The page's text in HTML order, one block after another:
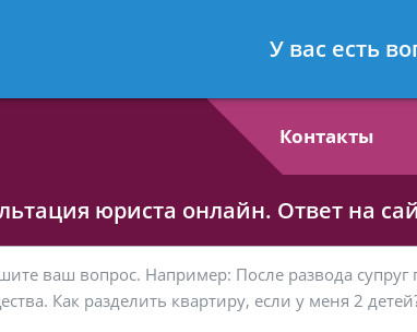
- Семейный юрист, специалист
Контакты
юриста онлайн. Ответ на
У вас есть